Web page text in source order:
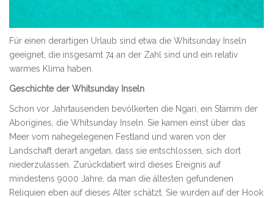
Für einen derartigen Urlaub sind etwa die Whitsunday Inseln
geeignet, die insgesamt 74 an der Zahl sind und ein relativ
warmes Klima haben.
Geschichte der Whitsunday Inseln
Schon vor Jahrtausenden bevölkerten die Ngari, ein Stamm der
Aborigines, die Whitsunday Inseln. Sie kamen einst über das
Meer vom nahegelegenen Festland und waren von der
Landschaft derart angetan, dass sie entschlossen, sich dort
niederzulassen. Zurückdatiert wird dieses Ereignis auf
mindestens 9000 Jahre, da man die ältesten gefundenen
Reliquien eben auf dieses Alter schätzt. Sie wurden auf der Hook